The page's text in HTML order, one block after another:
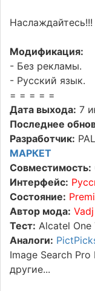
Наслаждайтесь!!!
Модификация:
- Без рекламы.
- Русский язык.
= = = = =
Дата выхода: 7
Последнее
Разработчик:
МАРКЕТ
Совместимость:
Интерфейс:
Состояние:
Автор мода: Vadj
Тест: Alcatel One
Аналоги:
Image Search
другие...